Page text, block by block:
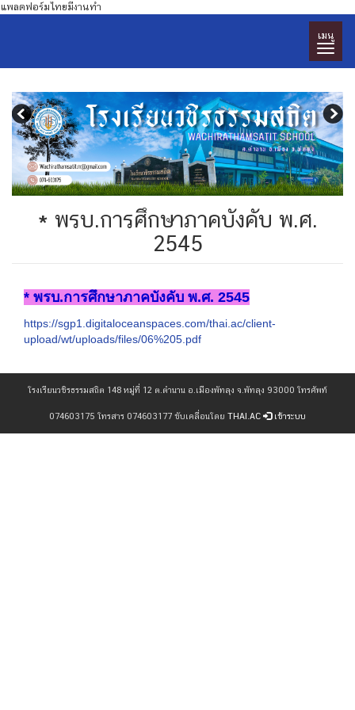
แพลตฟอร์มไทยมีงานทำ
เมนู
* พรบ.การศึกษาภาคบังคับ พ.ศ.
2545
* พรบ.การศึกษาภาคบังคับ พ.ศ. 2545
https://sgp1.digitaloceanspaces.com/thai.ac/client-
upload/wt/uploads/files/06%205.pdf
โรงเรียนวชิรธรรมสถิต 148 หมู่ที่ 12 ต.ตำนาน อ.เมืองพัทลุง จ.พัทลุง 93000 โทรศัพท์
074603175 โทรสาร 074603177 ขับเคลื่อนโดย THAI.AC เข้าระบบ